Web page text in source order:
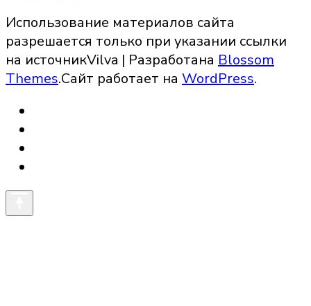
Использование материалов сайта
разрешается только при указании ссылки
на источникVilva | Разработана Blossom
Themes.Сайт работает на WordPress.